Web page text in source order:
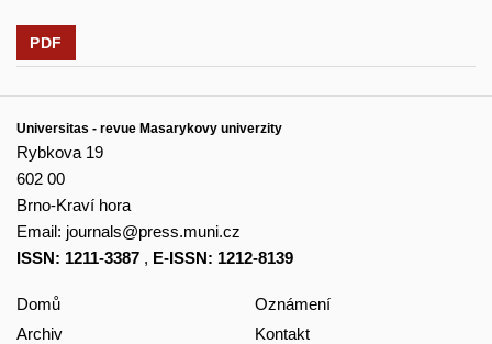
PDF
Universitas - revue Masarykovy univerzity
Rybkova 19
602 00
Brno-Kraví hora
Email: journals@press.muni.cz
ISSN: 1211-3387 , E-ISSN: 1212-8139
Domů
Archiv
Oznámení
Kontakt